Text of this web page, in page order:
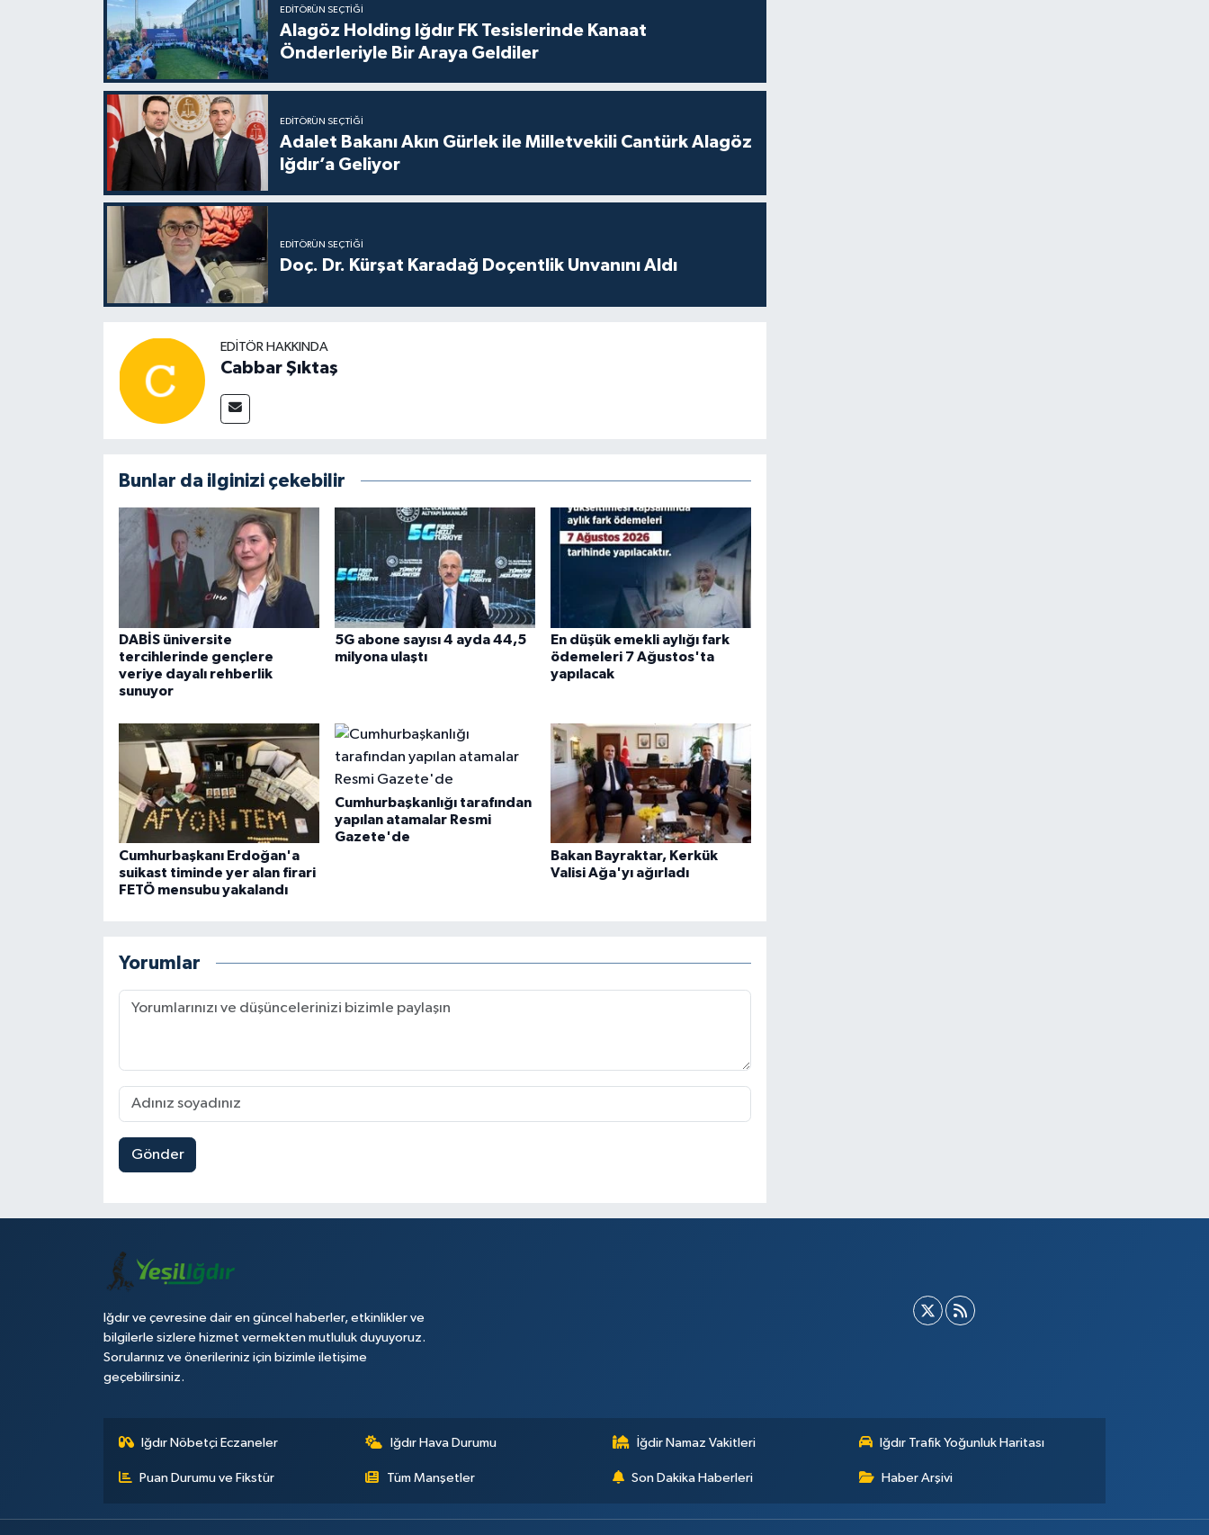
EDITÖRÜN SEÇTIĞI
Alagöz Holding Iğdır FK Tesislerinde Kanaat
Önderleriyle Bir Araya Geldiler
EDITÖRÜN SEÇTIĞI
Adalet Bakanı Akın Gürlek ile Milletvekili Cantürk Alagöz
Iğdır’a Geliyor
EDITÖRÜN SEÇTIĞI
Doç. Dr. Kürşat Karadağ Doçentlik Unvanını Aldı
EDITÖR HAKKINDA
Cabbar Şıktaş
Bunlar da ilginizi çekebilir
DABİS üniversite
tercihlerinde gençlere
veriye dayalı rehberlik
sunuyor
5G abone sayısı 4 ayda 44,5
milyona ulaştı
En düşük emekli aylığı fark
ödemeleri 7 Ağustos'ta
yapılacak
Cumhurbaşkanı Erdoğan'a
suikast timinde yer alan firari
FETÖ mensubu yakalandı
Cumhurbaşkanlığı tarafından
yapılan atamalar Resmi
Gazete'de
Bakan Bayraktar, Kerkük
Valisi Ağa'yı ağırladı
Yorumlar
Gönder
Iğdır ve çevresine dair en güncel haberler, etkinlikler ve
bilgilerle sizlere hizmet vermekten mutluluk duyuyoruz.
Sorularınız ve önerileriniz için bizimle iletişime
geçebilirsiniz.
Iğdır Nöbetçi Eczaneler Iğdır Hava Durumu İğdir Namaz Vakitleri Iğdır Trafik Yoğunluk Haritası
Puan Durumu ve Fikstür Tüm Manşetler Son Dakika Haberleri Haber Arşivi